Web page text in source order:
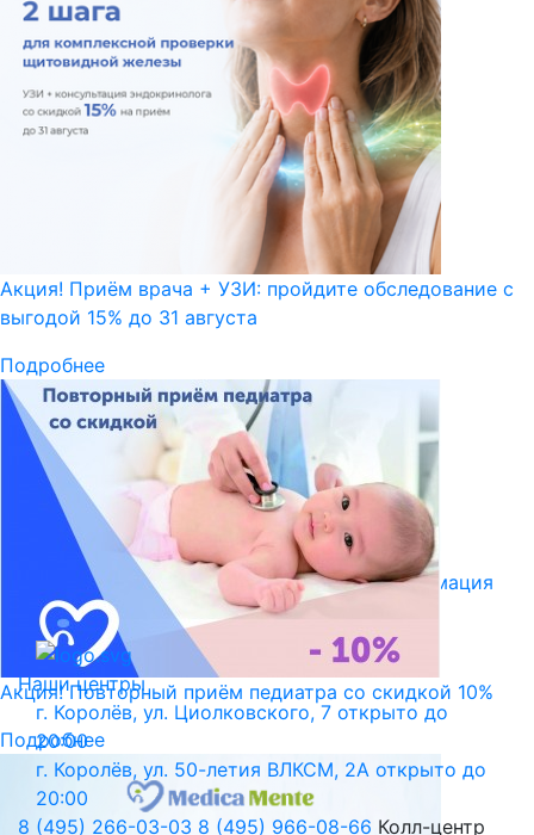
Акция! Приём врача + УЗИ: пройдите обследование с
выгодой 15% до 31 августа
Подробнее
Акция! Повторный приём педиатра со скидкой 10%
Подробнее
Библиотека пациента
Правовая информация
Версия для слабовидящих
Наши центры
г. Королёв, ул. Циолковского, 7 открыто до
20:00
г. Королёв, ул. 50-летия ВЛКСМ, 2А открыто до
20:00
8 (495) 266-03-03 8 (495) 966-08-66 Колл-центр